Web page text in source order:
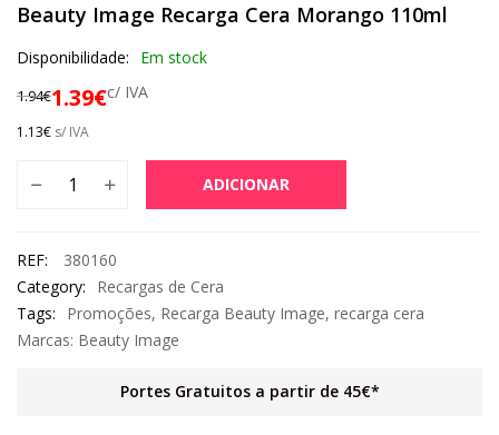
Beauty Image Recarga Cera Morango 110ml
Disponibilidade: Em stock
1.94€1.39€c/ IVA
1.13€ s/ IVA
ADICIONAR
REF:
380160
Category:
Recargas de Cera
Tags:
Promoções, Recarga Beauty Image, recarga cera
Marcas: Beauty Image
Portes Gratuitos a partir de 45€*